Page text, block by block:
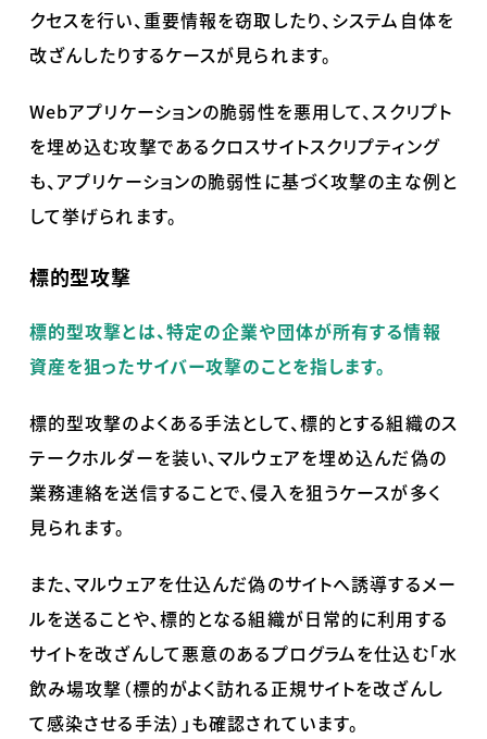
クセスを行い、重要情報を窃取したり、システム自体を
改ざんしたりするケースが見られます。
Webアプリケーションの脆弱性を悪用して、スクリプト
を埋め込む攻撃であるクロスサイトスクリプティング
も、アプリケーションの脆弱性に基づく攻撃の主な例と
して挙げられます。
標的型攻撃
標的型攻撃とは、特定の企業や団体が所有する情報
資産を狙ったサイバー攻撃のことを指します。
標的型攻撃のよくある手法として、標的とする組織のス
テークホルダーを装い、マルウェアを埋め込んだ偽の
業務連絡を送信することで、侵入を狙うケースが多く
見られます。
また、マルウェアを仕込んだ偽のサイトへ誘導するメー
ルを送ることや、標的となる組織が日常的に利用する
サイトを改ざんして悪意のあるプログラムを仕込む「水
飲み場攻撃（標的がよく訪れる正規サイトを改ざんし
て感染させる手法）」も確認されています。